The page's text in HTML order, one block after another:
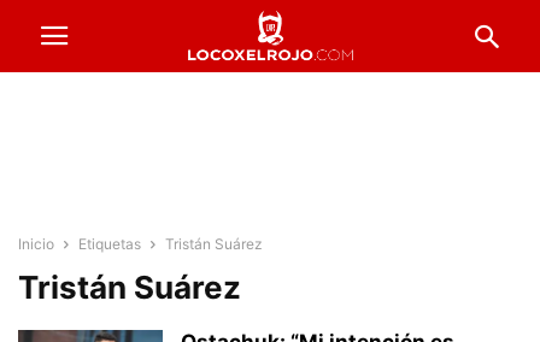
Inicio Etiquetas Tristán Suárez
Tristán Suárez